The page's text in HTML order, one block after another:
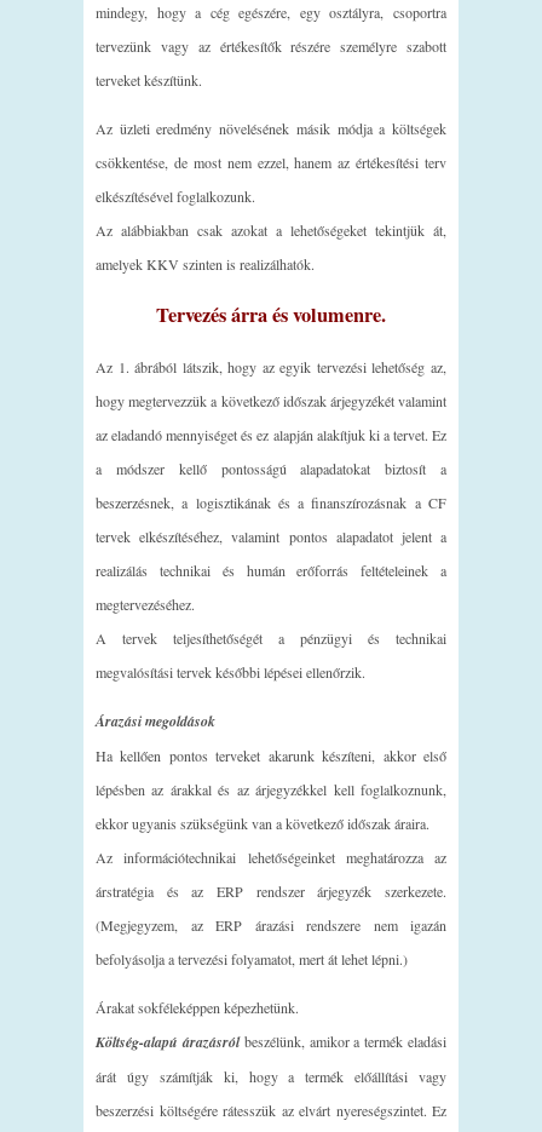
mindegy, hogy a cég egészére, egy osztályra, csoportra
tervezünk vagy az értékesítők részére személyre szabott
terveket készítünk.
Az üzleti eredmény növelésének másik módja a költségek
csökkentése, de most nem ezzel, hanem az értékesítési terv
elkészítésével foglalkozunk.
Az alábbiakban csak azokat a lehetőségeket tekintjük át,
amelyek KKV szinten is realizálhatók.
Tervezés árra és volumenre.
Az 1. ábrából látszik, hogy az egyik tervezési lehetőség az,
hogy megtervezzük a következő időszak árjegyzékét valamint
az eladandó mennyiséget és ez alapján alakítjuk ki a tervet. Ez
a módszer kellő pontosságú alapadatokat biztosít a
beszerzésnek, a logisztikának és a finanszírozásnak a CF
tervek elkészítéséhez, valamint pontos alapadatot jelent a
realizálás technikai és humán erőforrás feltételeinek a
megtervezéséhez.
A tervek teljesíthetőségét a pénzügyi és technikai
megvalósítási tervek későbbi lépései ellenőrzik.
Árazási megoldások
Ha kellően pontos terveket akarunk készíteni, akkor első
lépésben az árakkal és az árjegyzékkel kell foglalkoznunk,
ekkor ugyanis szükségünk van a következő időszak áraira.
Az információtechnikai lehetőségeinket meghatározza az
árstratégia és az ERP rendszer árjegyzék szerkezete.
(Megjegyzem, az ERP árazási rendszere nem igazán
befolyásolja a tervezési folyamatot, mert át lehet lépni.)
Árakat sokféleképpen képezhetünk.
Költség-alapú árazásrólbeszélünk, amikor a termék eladási
árát úgy számítják ki, hogy a termék előállítási vagy
beszerzési költségére rátesszük az elvárt nyereségszintet. Ez